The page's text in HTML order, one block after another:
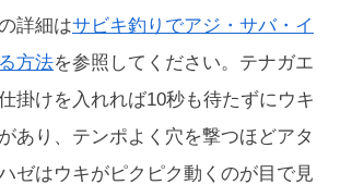
詳細はサビキ釣りでアジ・サバ・イ
方法を参照してください。テナガエ
掛けを入れれば10秒も待たずにウキ
あり、テンポよく穴を撃つほどアタ
ゼはウキがピクピク動くのが目で見